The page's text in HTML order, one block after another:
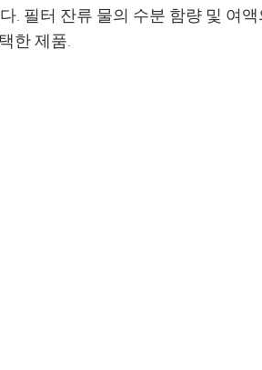
. 필터 잔류 물의 수분 함량 및 여
한 제품.